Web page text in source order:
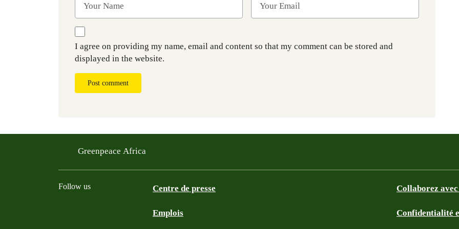
I agree on providing my name, email and content so that my comment can be stored and
displayed in the website.
Post comment
Greenpeace Africa
Follow us Centre de presse
Emplois
Collaborez avec
Confidentialité